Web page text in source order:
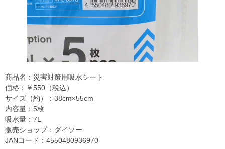
商品名：災害対策用吸水シート
価格：￥550（税込）
サイズ（約）：38cm×55cm
内容量：5枚
吸水量：7L
販売ショップ：ダイソー
JANコード：4550480936970